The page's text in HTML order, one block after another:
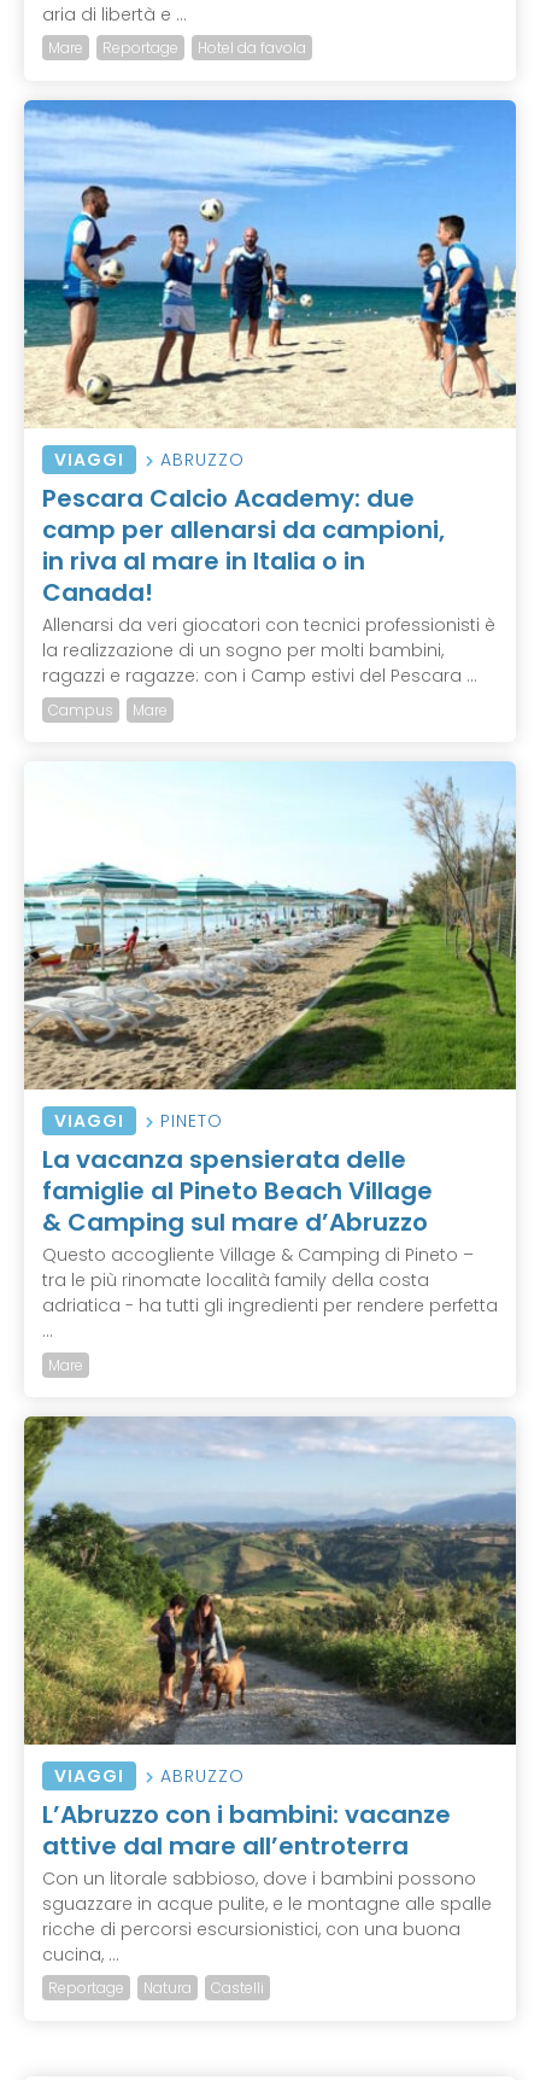
aria di libertà e ...
Mare Reportage Hotel da favola
VIAGGI ABRUZZO
Pescara Calcio Academy: due
camp per allenarsi da campioni,
in riva al mare in Italia o in
Canada!
Allenarsi da veri giocatori con tecnici professionisti è
la realizzazione di un sogno per molti bambini,
ragazzi e ragazze: con i Camp estivi del Pescara ...
Campus Mare
VIAGGI PINETO
La vacanza spensierata delle
famiglie al Pineto Beach Village
& Camping sul mare d’Abruzzo
Questo accogliente Village & Camping di Pineto –
tra le più rinomate località family della costa
adriatica - ha tutti gli ingredienti per rendere perfetta
...
Mare
VIAGGI ABRUZZO
L’Abruzzo con i bambini: vacanze
attive dal mare all’entroterra
Con un litorale sabbioso, dove i bambini possono
sguazzare in acque pulite, e le montagne alle spalle
ricche di percorsi escursionistici, con una buona
cucina, ...
Reportage Natura Castelli